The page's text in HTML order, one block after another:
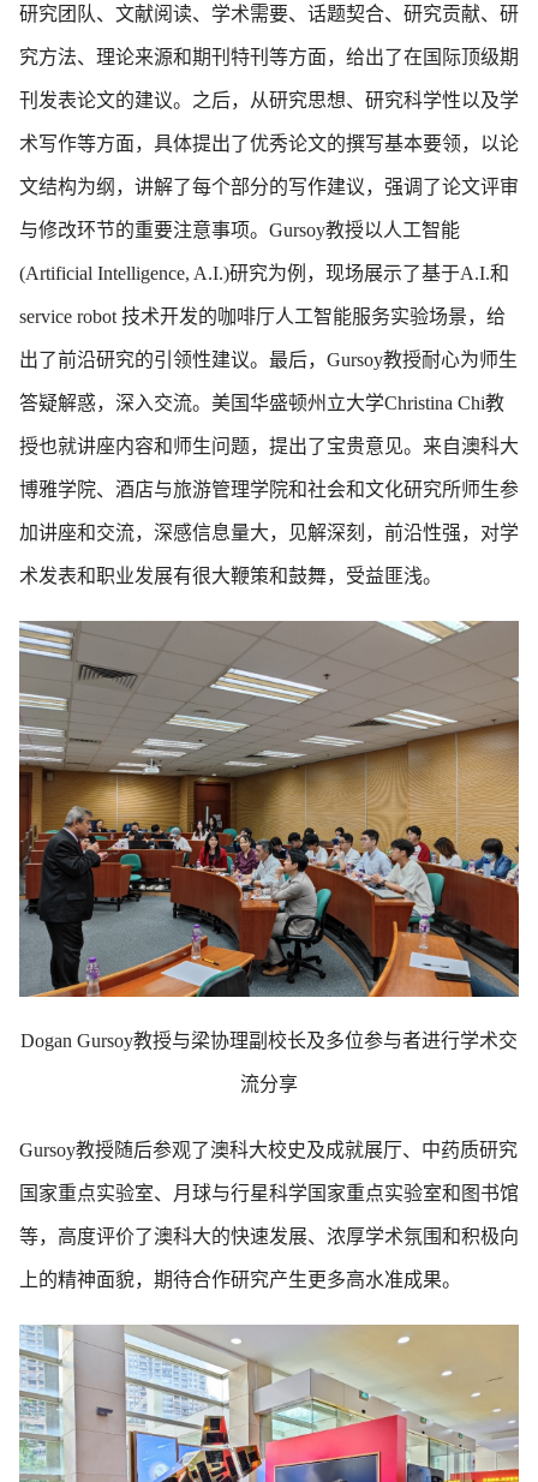
研究团队、文献阅读、学术需要、话题契合、研究贡献、研
究方法、理论来源和期刊特刊等方面，给出了在国际顶级期
刊发表论文的建议。之后，从研究思想、研究科学性以及学
术写作等方面，具体提出了优秀论文的撰写基本要领，以论
文结构为纲，讲解了每个部分的写作建议，强调了论文评审
与修改环节的重要注意事项。Gursoy教授以人工智能
(Artificial Intelligence, A.I.)研究为例，现场展示了基于A.I.和
service robot 技术开发的咖啡厅人工智能服务实验场景，给
出了前沿研究的引领性建议。最后，Gursoy教授耐心为师生
答疑解惑，深入交流。美国华盛顿州立大学Christina Chi教
授也就讲座内容和师生问题，提出了宝贵意见。来自澳科大
博雅学院、酒店与旅游管理学院和社会和文化研究所师生参
加讲座和交流，深感信息量大，见解深刻，前沿性强，对学
术发表和职业发展有很大鞭策和鼓舞，受益匪浅。
Dogan Gursoy教授与梁协理副校长及多位参与者进行学术交
流分享
Gursoy教授随后参观了澳科大校史及成就展厅、中药质研究
国家重点实验室、月球与行星科学国家重点实验室和图书馆
等，高度评价了澳科大的快速发展、浓厚学术氛围和积极向
上的精神面貌，期待合作研究产生更多高水准成果。